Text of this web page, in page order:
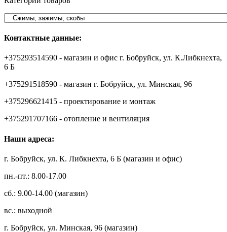
Контактные данные:
+375293514590 - магазин и офис г. Бобруйск, ул. К.Либкнехта,
6 Б
+375291518590 - магазин г. Бобруйск, ул. Минская, 96
+375296621415 - проектирование и монтаж
+375291707166 - отопление и вентиляция
Наши адреса:
г. Бобруйск, ул. К. Либкнехта, 6 Б (магазин и офис)
пн.-пт.: 8.00-17.00
сб.: 9.00-14.00 (магазин)
вс.: выходной
г. Бобруйск, ул. Минская, 96 (магазин)